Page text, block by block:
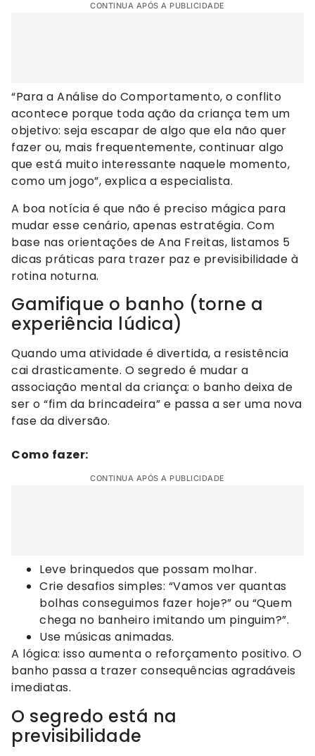
CONTINUA APÓS A PUBLICIDADE
“Para a Análise do Comportamento, o conflito
acontece porque toda ação da criança tem um
objetivo: seja escapar de algo que ela não quer
fazer ou, mais frequentemente, continuar algo
que está muito interessante naquele momento,
como um jogo”, explica a especialista.
A boa notícia é que não é preciso mágica para
mudar esse cenário, apenas estratégia. Com
base nas orientações de Ana Freitas, listamos 5
dicas práticas para trazer paz e previsibilidade à
rotina noturna.
Gamifique o banho (torne a
experiência lúdica)
Quando uma atividade é divertida, a resistência
cai drasticamente. O segredo é mudar a
associação mental da criança: o banho deixa de
ser o “fim da brincadeira” e passa a ser uma nova
fase da diversão.
Como fazer:
CONTINUA APÓS A PUBLICIDADE
Leve brinquedos que possam molhar.
Crie desafios simples: “Vamos ver quantas
bolhas conseguimos fazer hoje?” ou “Quem
chega no banheiro imitando um pinguim?”.
Use músicas animadas.
A lógica: isso aumenta o reforçamento positivo. O
banho passa a trazer consequências agradáveis
imediatas.
O segredo está na
previsibilidade